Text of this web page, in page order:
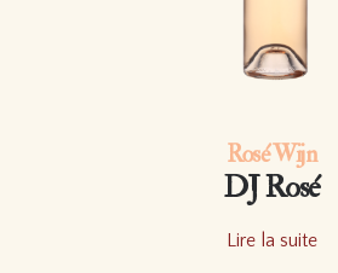
Rosé Wijn
DJ Rosé
Lire la suite